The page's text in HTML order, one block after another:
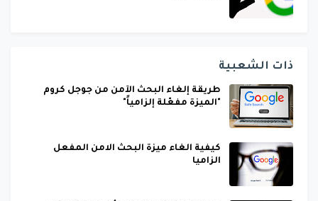
ذات الشعبية
طريقة إلغاء البحث الآمن من جوجل كروم
"الميزة مفعّلة إلزامياً"
كيفية الغاء ميزة البحث الامن المفعل
الزاميا